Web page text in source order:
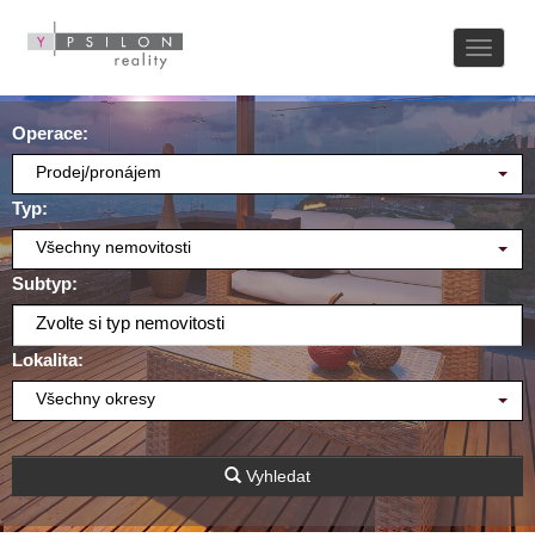
Operace:
Prodej/pronájem
Typ:
Všechny nemovitosti
Subtyp:
Zvolte si typ nemovitosti
Lokalita:
Všechny okresy
Vyhledat